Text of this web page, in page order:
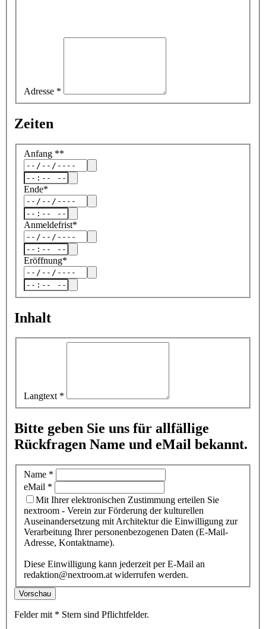
Adresse *
Zeiten
Anfang **
Ende*
Anmeldefrist*
Eröffnung*
Inhalt
Langtext *
Bitte geben Sie uns für allfällige
Rückfragen Name und eMail bekannt.
Name *
eMail *
Mit Ihrer elektronischen Zustimmung erteilen Sie
nextroom - Verein zur Förderung der kulturellen
Auseinandersetzung mit Architektur die Einwilligung zur
Verarbeitung Ihrer personenbezogenen Daten (E-Mail-
Adresse, Kontaktname).
Diese Einwilligung kann jederzeit per E-Mail an
redaktion@nextroom.at widerrufen werden.
Vorschau
Felder mit * Stern sind Pflichtfelder.